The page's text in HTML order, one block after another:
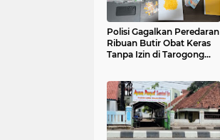
Polisi Gagalkan Peredaran
Ribuan Butir Obat Keras
Tanpa Izin di Tarogong